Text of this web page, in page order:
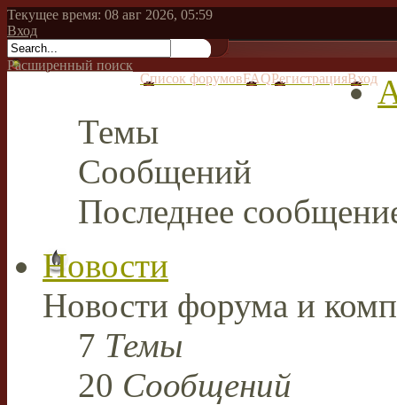
Текущее время: 08 авг 2026, 05:59
Вход
Расширенный поиск
Список форумовFAQРегистрацияВход
Темы
Сообщений
Последнее
Новости
Новости форума и
7 Темы
20 Сообщений